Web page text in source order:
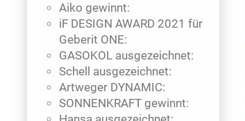
Aiko gewinnt:
iF DESIGN AWARD 2021 für
Geberit ONE:
GASOKOL ausgezeichnet:
Schell ausgezeichnet:
Artweger DYNAMIC:
SONNENKRAFT gewinnt: